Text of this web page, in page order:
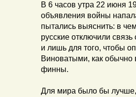
В 6 часов утра 22 июня
объявления войны
пытались выяснить: в
русские отключили
и лишь для того, чтобы
Виноватыми, как обычно
финны.
Для мира было бы